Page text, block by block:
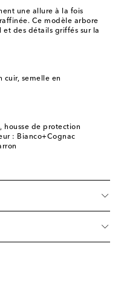
une allure à la fois
Ce modèle arbore
et des détails griffés sur la
cuir, semelle en
housse de protection
: Bianco+Cognac